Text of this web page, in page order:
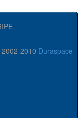
2010 Duraspace